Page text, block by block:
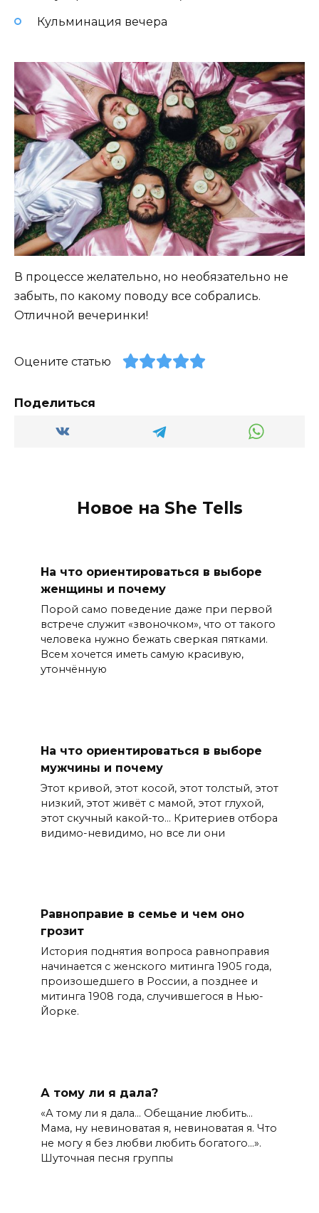
Кульминация вечера
В процессе желательно, но необязательно не
забыть, по какому поводу все собрались.
Отличной вечеринки!
Оцените статью
Поделиться
Новое на She Tells
На что ориентироваться в выборе
женщины и почему
Порой само поведение даже при первой
встрече служит «звоночком», что от такого
человека нужно бежать сверкая пятками.
Всем хочется иметь самую красивую,
утончённую
На что ориентироваться в выборе
мужчины и почему
Этот кривой, этот косой, этот толстый, этот
низкий, этот живёт с мамой, этот глухой,
этот скучный какой-то… Критериев отбора
видимо-невидимо, но все ли они
Равноправие в семье и чем оно
грозит
История поднятия вопроса равноправия
начинается с женского митинга 1905 года,
произошедшего в России, а позднее и
митинга 1908 года, случившегося в Нью-
Йорке.
А тому ли я дала?
«А тому ли я дала… Обещание любить…
Мама, ну невиноватая я, невиноватая я. Что
не могу я без любви любить богатого…».
Шуточная песня группы